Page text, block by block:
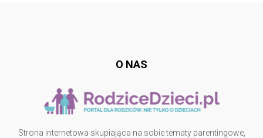
O NAS
Strona internetowa skupiająca na sobie tematy parentingowe,